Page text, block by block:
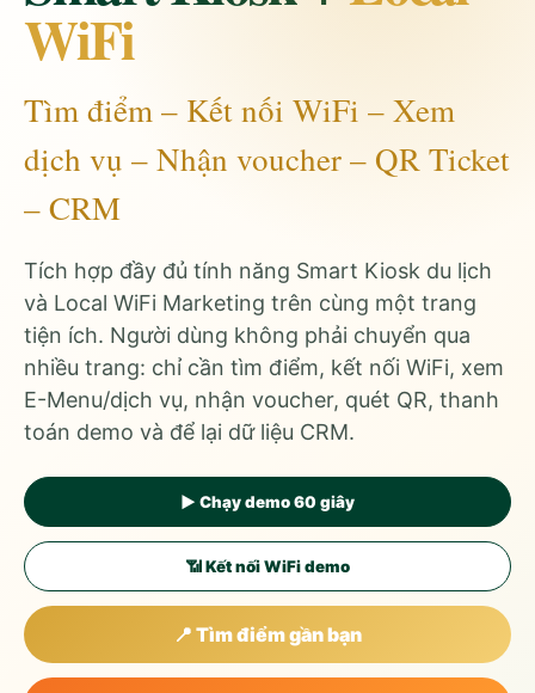
WiFi
Tìm điểm – Kết nối WiFi – Xem
dịch vụ – Nhận voucher – QR Ticket
– CRM
Tích hợp đầy đủ tính năng Smart Kiosk du lịch
và Local WiFi Marketing trên cùng một trang
tiện ích. Người dùng không phải chuyển qua
nhiều trang: chỉ cần tìm điểm, kết nối WiFi, xem
E-Menu/dịch vụ, nhận voucher, quét QR, thanh
toán demo và để lại dữ liệu CRM.
▶ Chạy demo 60 giây
📶 Kết nối WiFi demo
📍 Tìm điểm gần bạn